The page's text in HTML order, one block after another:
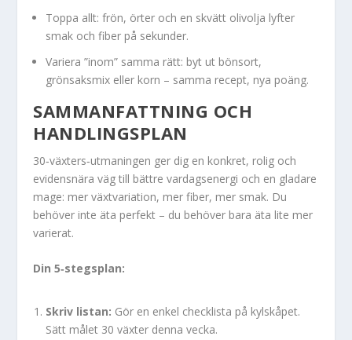
Toppa allt: frön, örter och en skvätt olivolja lyfter
smak och fiber på sekunder.
Variera ”inom” samma rätt: byt ut bönsort,
grönsaksmix eller korn – samma recept, nya poäng.
SAMMANFATTNING OCH
HANDLINGSPLAN
30‑växters‑utmaningen ger dig en konkret, rolig och
evidensnära väg till bättre vardagsenergi och en gladare
mage: mer växtvariation, mer fiber, mer smak. Du
behöver inte äta perfekt – du behöver bara äta lite mer
varierat.
Din 5‑stegsplan:
Skriv listan: Gör en enkel checklista på kylskåpet.
Sätt målet 30 växter denna vecka.